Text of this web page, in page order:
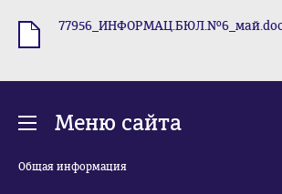
Меню сайта
Общая информация